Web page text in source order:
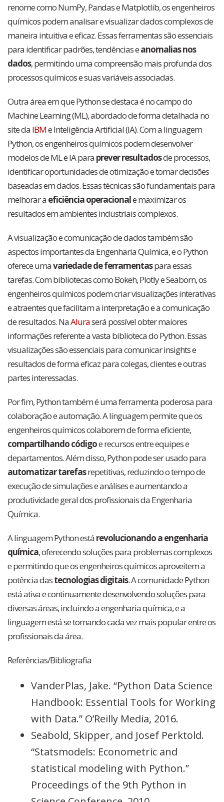
renome como NumPy, Pandas e Matplotlib, os engenheiros
químicos podem analisar e visualizar dados complexos de
maneira intuitiva e eficaz. Essas ferramentas são essenciais
para identificar padrões, tendências eanomalias nos
dados, permitindo uma compreensão mais profunda dos
processos químicos e suas variáveis associadas.
Outra área em que Python se destaca é no campo do
Machine Learning (ML), abordado de forma detalhada no
site da IBMe Inteligência Artificial (IA). Com a linguagem
Python, os engenheiros químicos podem desenvolver
modelos de ML e IA para prever resultadosde processos,
identificar oportunidades de otimização e tomar decisões
baseadas em dados. Essas técnicas são fundamentais para
melhorar a eficiência operacionale maximizar os
resultados em ambientes industriais complexos.
A visualização e comunicação de dados também são
aspectos importantes da Engenharia Química, e o Python
oferece umavariedade de ferramentaspara essas
tarefas. Com bibliotecas como Bokeh, Plotly e Seaborn, os
engenheiros químicos podem criar visualizações interativas
e atraentes que facilitam a interpretação e a comunicação
de resultados. NaAluraserá possível obter maiores
informações referente a vasta biblioteca do Python. Essas
visualizações são essenciais para comunicar insights e
resultados de forma eficaz para colegas, clientes e outras
partes interessadas.
Por fim, Python também é uma ferramenta poderosa para
colaboração e automação. A linguagem permite que os
engenheiros químicos colaborem de forma eficiente,
compartilhando códigoe recursos entre equipes e
departamentos. Além disso, Python pode ser usado para
automatizar tarefasrepetitivas, reduzindo o tempo de
execução de simulações e análises e aumentando a
produtividade geral dos profissionais da Engenharia
Química.
A linguagem Python está revolucionando a engenharia
química, oferecendo soluções para problemas complexos
e permitindo que os engenheiros químicos aproveitem a
potência dastecnologias digitais. A comunidade Python
está ativa e continuamente desenvolvendo soluções para
diversas áreas, incluindo a engenharia química, e a
linguagem está se tornando cada vez mais popular entre os
profissionais da área.
Referências/Bibliografia
VanderPlas, Jake. “Python Data Science
Handbook: Essential Tools for Working
with Data.” O’Reilly Media, 2016.
Seabold, Skipper, and Josef Perktold.
“Statsmodels: Econometric and
statistical modeling with Python.”
Proceedings of the 9th Python in